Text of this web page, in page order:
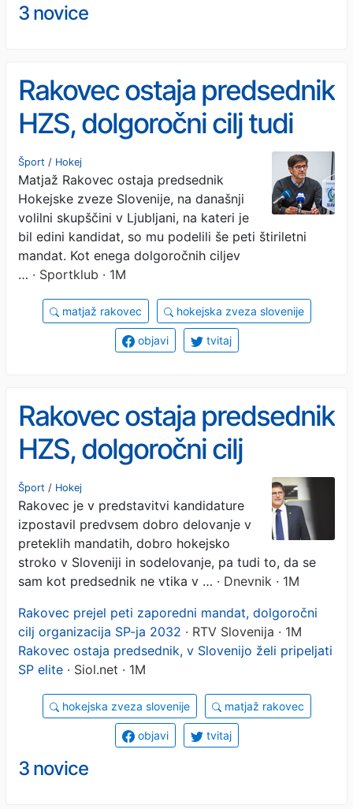
3 novice
Rakovec ostaja predsednik
HZS, dolgoročni cilj tudi
organizacija SP
Šport / Hokej
Matjaž Rakovec ostaja predsednik
Hokejske zveze Slovenije, na današnji
volilni skupščini v Ljubljani, na kateri je
bil edini kandidat, so mu podelili še peti štiriletni
mandat. Kot enega dolgoročnih ciljev
… · Sportklub · 1M
matjaž rakovec hokejska zveza slovenije
objavi tvitaj
Rakovec ostaja predsednik
HZS, dolgoročni cilj
organizacija SP 2032
Šport / Hokej
Rakovec je v predstavitvi kandidature
izpostavil predvsem dobro delovanje v
preteklih mandatih, dobro hokejsko
stroko v Sloveniji in sodelovanje, pa tudi to, da se
sam kot predsednik ne vtika v … · Dnevnik · 1M
Rakovec prejel peti zaporedni mandat, dolgoročni
cilj organizacija SP-ja 2032 · RTV Slovenija · 1M
Rakovec ostaja predsednik, v Slovenijo želi pripeljati
SP elite · Siol.net · 1M
hokejska zveza slovenije matjaž rakovec
objavi tvitaj
3 novice